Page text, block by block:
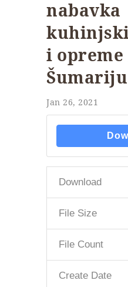
nabavka
i opreme
Jan 26, 2021
Download
File Size
File Count
Create Date